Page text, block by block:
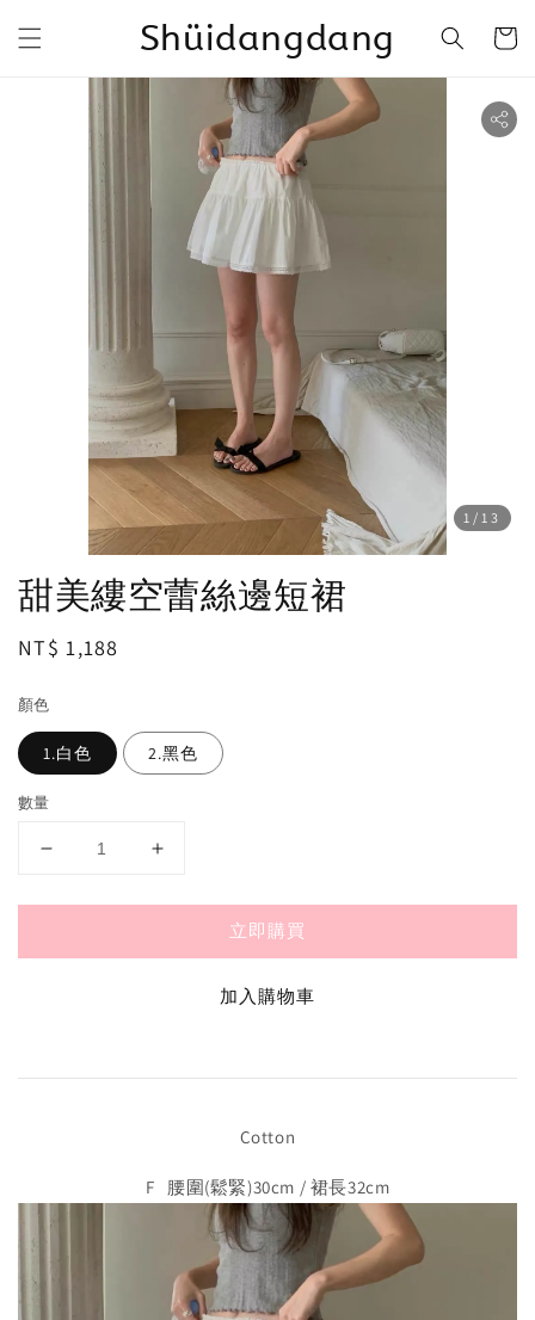
Shüidangdang
1 /13
甜美縷空蕾絲邊短裙
Regular
NT$ 1,188
顏色
1.白色 2.黑色
數量
立即購買
加入購物車
Cotton
F 腰圍(鬆緊)30cm / 裙長32cm